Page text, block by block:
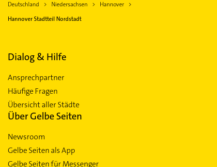
Deutschland Niedersachsen
Hannover
Hannover Stadtteil Nordstadt
Dialog & Hilfe
Ansprechpartner
Häufige Fragen
Übersicht aller Städte
Über Gelbe Seiten
Newsroom
Gelbe Seiten als App
Gelbe Seiten für Messenger